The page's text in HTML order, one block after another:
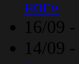
ног»
16/09 -
14/09 -